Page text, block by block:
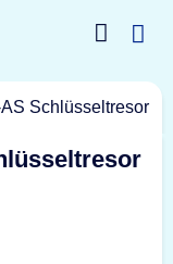
Schlüsseltresor